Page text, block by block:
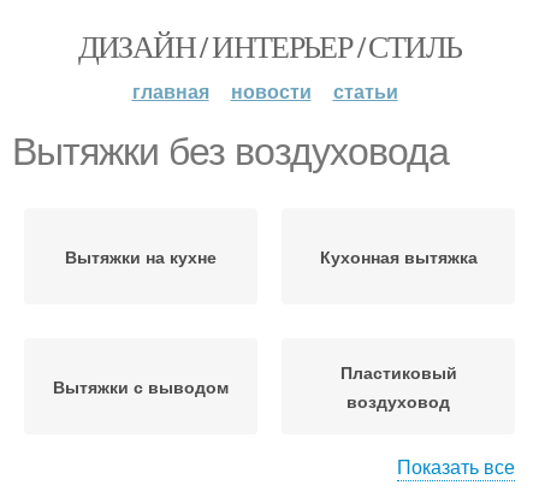
ДИЗАЙН / ИНТЕРЬЕР / СТИЛЬ
главная новости статьи
Вытяжки без воздуховода
Вытяжки на кухне Кухонная вытяжка
Вытяжки с выводом
Пластиковый
воздуховод
Показать все